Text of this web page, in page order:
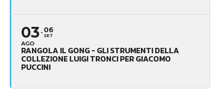
03
AGO
06
SET
RANGOLA IL GONG - GLI STRUMENTI DELLA
COLLEZIONE LUIGI TRONCI PER GIACOMO
PUCCINI